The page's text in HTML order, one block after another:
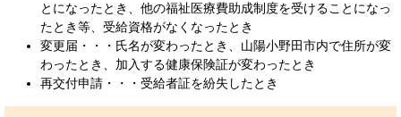
とになったとき、他の福祉医療費助成制度を受けることになっ
たとき等、受給資格がなくなったとき
変更届・・・氏名が変わったとき、山陽小野田市内で住所が変
わったとき、加入する健康保険証が変わったとき
再交付申請・・・受給者証を紛失したとき